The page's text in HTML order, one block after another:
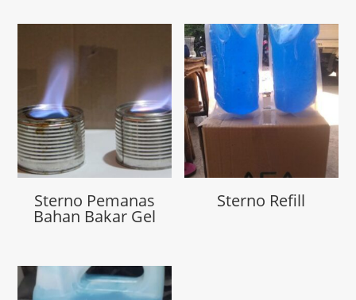
Sterno Pemanas
Bahan Bakar Gel
Sterno Refill